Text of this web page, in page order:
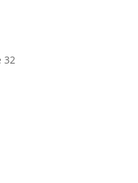
32